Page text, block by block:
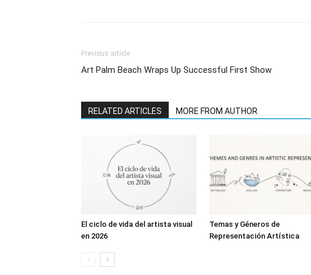
Previous article
Art Palm Beach Wraps Up Successful First Show
RELATED ARTICLES MORE FROM AUTHOR
El ciclo de vida del artista visual
en 2026
Temas y Géneros de
Representación Artística